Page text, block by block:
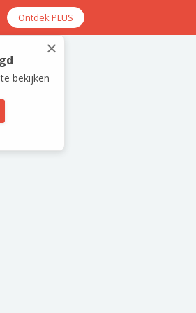
Ontdek PLUS
×
bekijken